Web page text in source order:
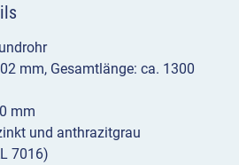
mm, Gesamtlänge: ca. 1300
mm
und anthrazitgrau
7016)